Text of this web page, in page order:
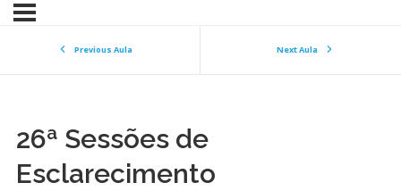
Previous Aula Next Aula
26ª Sessões de
Esclarecimento